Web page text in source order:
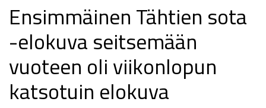
Ensimmäinen Tähtien sota
-elokuva seitsemään
vuoteen oli viikonlopun
katsotuin elokuva